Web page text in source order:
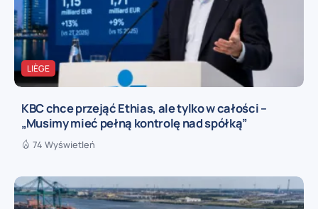
LIÈGE
KBC chce przejąć Ethias, ale tylko w całości –
„Musimy mieć pełną kontrolę nad spółką”
74 Wyświetleń